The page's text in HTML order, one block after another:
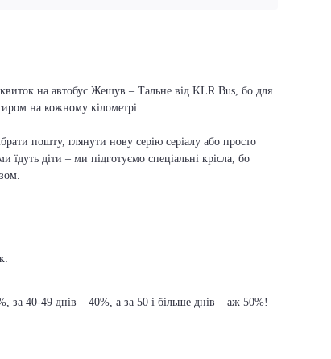
на автобус Жешув – Тальне від KLR Bus, бо для
на кожному кілометрі.
пошту, глянути нову серію серіалу або просто
їдуть діти – ми підготуємо спеціальні крісла, бо
за 40-49 днів – 40%, а за 50 і більше днів – аж 50%!